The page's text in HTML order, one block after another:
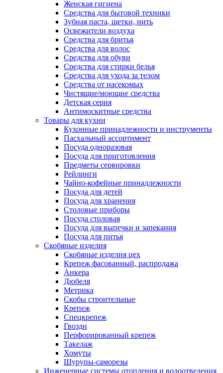
Женская гигиена
Средства для бытовой техники
Зубная паста, щетки, нить
Освежители воздуха
Средства для бритья
Средства для волос
Средства для обуви
Средства для стирки белья
Средства для ухода за телом
Средства от насекомых
Чистящие/моющие средства
Детская серия
Антимоскитные средства
Товары для кухни
Кухонные принадлежности и инструменты
Пасхальный ассортимент
Посуда одноразовая
Посуда для приготовления
Предметы сервировки
Рейлинги
Чайно-кофейные принадлежности
Посуда для детей
Посуда для хранения
Столовые приборы
Посуда столовая
Посуда для выпечки и запекания
Посуда для питья
Скобяные изделия
Скобяные изделия цех
Крепеж фасованный, распродажа
Анкера
Дюбеля
Метрика
Скобы строительные
Крепеж
Спецкрепеж
Гвозди
Перфорированный крепеж
Такелаж
Хомуты
Шурупы-саморезы
Инженерные системы отопления и водоотведения